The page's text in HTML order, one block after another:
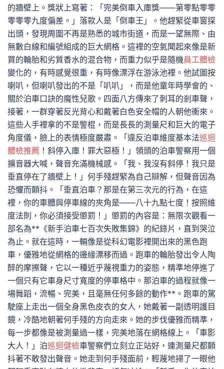
的牆壁上。獎狀上寫著：「完美倒車入庫獎——第零點零零
零零零九度偏差。」落款人是「倒車王」。他趕緊從車窗探
出頭，發現周圍不再是熟悉的城市街道，而是一望無際、由
無數白線和編號組成的巨大網格。這裡的空氣聞起來像是新
買的輪胎和劣質香水的混合物，而重力似乎是隨機員工體檢
變化的，有時感覺很重，有時像漂浮在游泳池裡。他試圖按
喇叭，但喇叭發出的不是「叭叭」，而是他童年時學會的、
關於泊車口訣的魔性兒歌。四面八方傳來了刺耳的剎車聲，
接著，一群穿著反光背心和戴著白色安全帽的人朝他衝來。
這些人手裡拿的不是警棍，而是長長的測量尺和巨大的電子
角度儀，臉上的表情極度嚴肅。「違反泊車維度基本法巡迴
體檢推薦 ！斜停入庫！罪大惡極！」領頭的泊車警察用一個
擴音器大喊，聲音充滿機械感。「我、我沒有斜停！我只是
垂直停在了牆壁上！」何手殘趕緊為自己辯解，但聲音因為
恐懼而顫抖。「垂直泊車？那是在第三次元的行為，在這
裡，你的車體與停車線的夾角是——八十九點七度！按照維
度法則，你必須接受懲罰！」懲罰的內容是：無限次觀看一
部名為**《新手泊車七百次失敗集錦》的紀錄片，直到哭泣
為止。就在這時，一輛像是從科幻電影裡開出來的黑色跑
車，優雅地從網格的邊緣漂移而過。跑車的輪胎發出令人陶
醉的摩擦聲，它以一種近乎蔑視重力的姿態，精準地停進了
一個只有它車身尺寸寬度的停車格中。那泊車的過程就像一
場舞蹈，流暢、完美，且毫無任何多餘的動作**。跑車的駕
駛座上走出一個全身黑色皮衣的女人，她戴著一副透明護目
鏡，冷酷地朝著何手殘的方向走來。她的步伐優雅而精準，
每一步都像是被測量過一樣，完美地落在網格線上。「車影
大人！」泊巡迴健檢車警察們立刻立正站好，連測量尺都顫
抖著不敢發出聲音。她走到何手殘面前，輕蔑地掃了一眼他